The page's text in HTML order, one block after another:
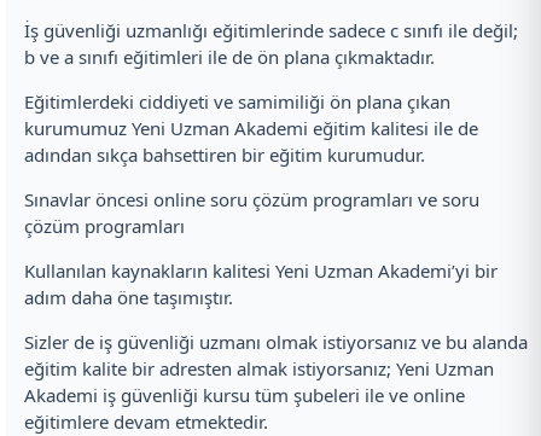
İş güvenliği uzmanlığı eğitimlerinde sadece c sınıfı ile değil;
b ve a sınıfı eğitimleri ile de ön plana çıkmaktadır.
Eğitimlerdeki ciddiyeti ve samimiliği ön plana çıkan
kurumumuz Yeni Uzman Akademi eğitim kalitesi ile de
adından sıkça bahsettiren bir eğitim kurumudur.
Sınavlar öncesi online soru çözüm programları ve soru
çözüm programları
Kullanılan kaynakların kalitesi Yeni Uzman Akademi’yi bir
adım daha öne taşımıştır.
Sizler de iş güvenliği uzmanı olmak istiyorsanız ve bu alanda
eğitim kalite bir adresten almak istiyorsanız; Yeni Uzman
Akademi iş güvenliği kursu tüm şubeleri ile ve online
eğitimlere devam etmektedir.